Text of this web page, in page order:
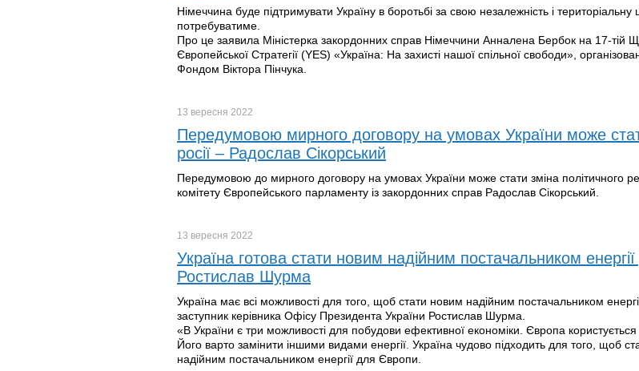
Німеччина буде підтримувати Україну в боротьбі за свою незалежність і територіальну
потребуватиме.
Про це заявила Міністерка закордонних справ Німеччини Анналена Бербок на 17-тій
Європейської Стратегії (YES) «Україна: На захисті нашої спільної свободи»,
Фондом Віктора Пінчука.
13 вересня 2022
Передумовою мирного договору на умовах України може
росії – Радослав Сікорський
Передумовою до мирного договору на умовах України може стати зміна політичного
комітету Європейського парламенту із закордонних справ Радослав Сікорський.
13 вересня 2022
Україна готова стати новим надійним постачальником
Ростислав Шурма
Україна має всі можливості для того, щоб стати новим надійним постачальником
заступник керівника Офісу Президента України Ростислав Шурма.
«В України є три можливості для побудови ефективної економіки. Європа
Його варто замінити іншими видами енергії. Україна чудово підходить для того, щоб
надійним постачальником енергії для Європи.